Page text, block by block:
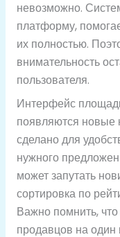
невозможно.
платформу,
их полностью.
внимательность
пользователя.
Интерфейс
появляются новые
сделано для
нужного
может запутать
сортировка по
Важно помнить,
продавцов на один